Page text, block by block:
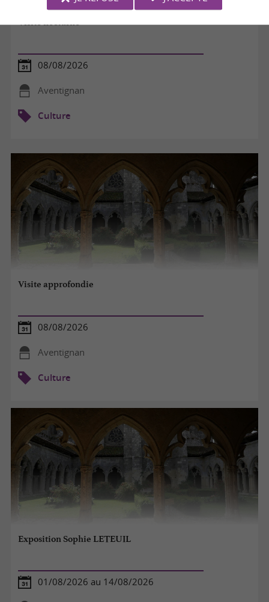
Visite nocturne
08/08/2026
Aventignan
Culture
Visite approfondie
08/08/2026
Aventignan
Culture
Exposition Sophie LETEUIL
01/08/2026 au 14/08/2026